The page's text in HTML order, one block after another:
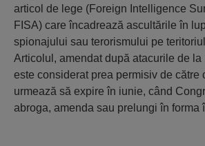
articol de lege (Foreign Intelligence
FISA) care încadrează ascultările în
spionajului sau terorismului pe
Articolul, amendat după atacurile de la
este considerat prea permisiv de către
urmează să expire în iunie, când
abroga, amenda sau prelungi în forma